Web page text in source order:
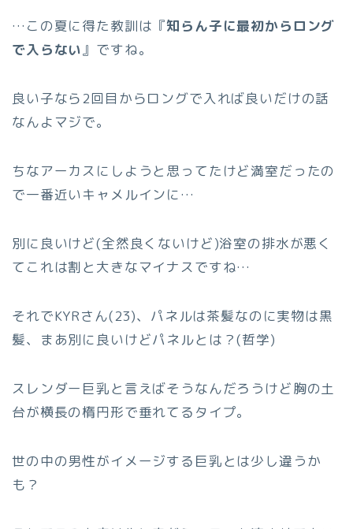
…この夏に得た教訓は『知らん子に最初からロング
で入らない』ですね。
良い子なら2回目からロングで入れば良いだけの話
なんよマジで。
ちなアーカスにしようと思ってたけど満室だったの
で一番近いキャメルインに…
別に良いけど(全然良くないけど)浴室の排水が悪く
てこれは割と大きなマイナスですね…
それでKYRさん(23)、パネルは茶髪なのに実物は黒
髪、まあ別に良いけどパネルとは？(哲学)
スレンダー巨乳と言えばそうなんだろうけど胸の土
台が横長の楕円形で垂れてるタイプ。
世の中の男性がイメージする巨乳とは少し違うか
も？